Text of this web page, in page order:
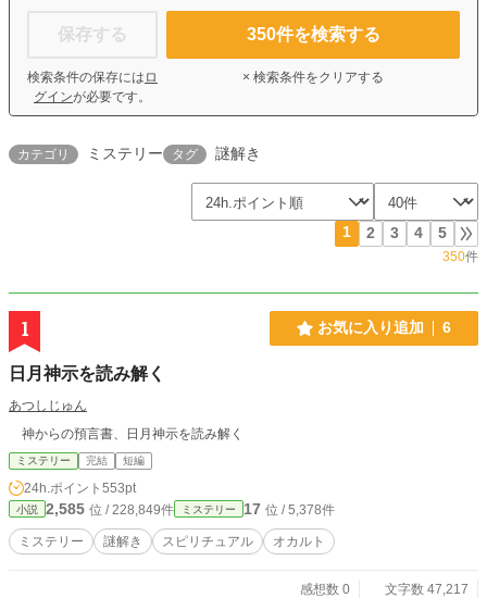
保存する
検索条件の保存には ロ
グインが必要です。
350件を検索する
× 検索条件をクリアする
カテゴリ ミステリー タグ 謎解き
1 2 3 4 5
350件
1 お気に入り追加 6
日月神示を読み解く
あつしじゅん
神からの預言書、日月神示を読み解く
ミステリー 完結 短編
24h.ポイント 553pt
小説 2,585 位 / 228,849件 ミステリー 17 位 / 5,378件
ミステリー 謎解き スピリチュアル オカルト
感想数 0
文字数 47,217